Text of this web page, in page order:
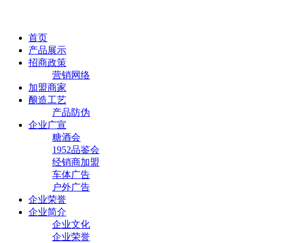
首页
产品展示
招商政策
营销网络
加盟商家
酿造工艺
产品防伪
企业广宣
糖酒会
1952品鉴会
经销商加盟
车体广告
户外广告
企业荣誉
企业简介
企业文化
企业荣誉